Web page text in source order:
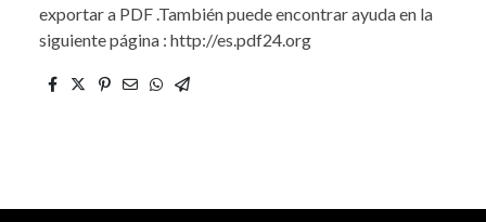
exportar a PDF .También puede encontrar ayuda en la
siguiente página : http://es.pdf24.org